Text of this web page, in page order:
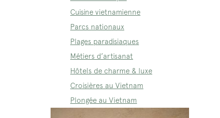
Cuisine vietnamienne
Parcs nationaux
Plages paradisiaques
Métiers d’artisanat
Hôtels de charme & luxe
Croisières au Vietnam
Plongée au Vietnam